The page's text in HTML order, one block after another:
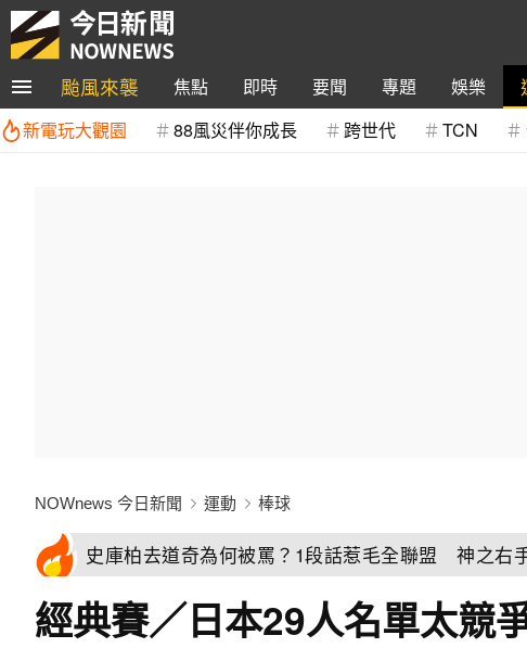
颱風來襲 焦點 即時 要聞 專題 娛樂
新電玩大觀園
88風災伴你成長 跨世代 TCN
NOWnews 今日新聞 運動 棒球
史庫柏去道奇為何被罵？1段話惹毛全聯盟 神之右
經典賽／日本29人名單太競